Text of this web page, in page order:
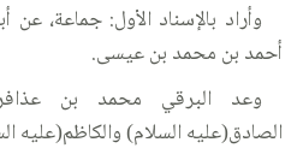
وأراد بالإسناد الأول: جماعة،
أحمد بن محمد بن عيسى.
وعد البرقي محمد بن
الصادق(عليه السلام) والكاظم(عليه